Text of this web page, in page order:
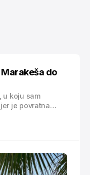
do
u koju sam
je povratna
akciju.
grada,